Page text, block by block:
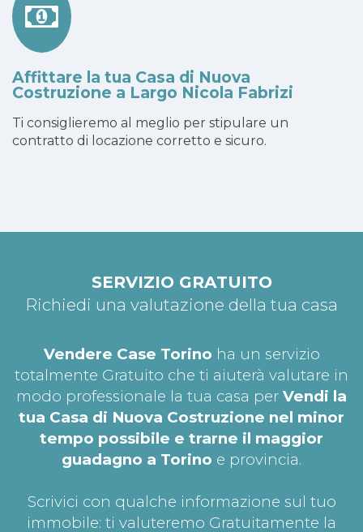
Affittare la tua Casa di Nuova
Costruzione a Largo Nicola Fabrizi
Ti consiglieremo al meglio per stipulare un
contratto di locazione corretto e sicuro.
SERVIZIO GRATUITO
Richiedi una valutazione della tua casa
Vendere Case Torino ha un servizio
totalmente Gratuito che ti aiuterà valutare in
modo professionale la tua casa per Vendi la
tua Casa di Nuova Costruzione nel minor
tempo possibile e trarne il maggior
guadagno a Torino e provincia.
Scrivici con qualche informazione sul tuo
immobile: ti valuteremo Gratuitamente la